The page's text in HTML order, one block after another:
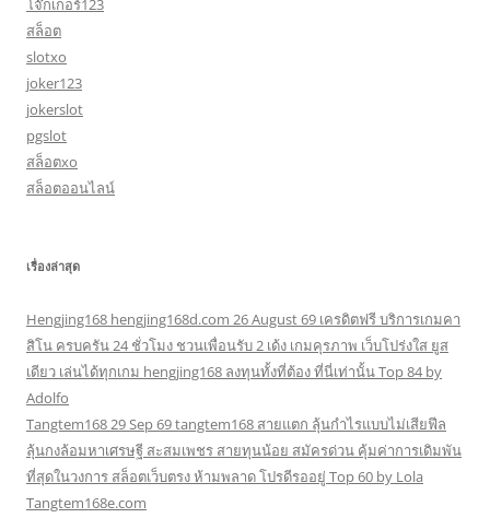
โจ๊กเกอร์123
สล็อต
slotxo
joker123
jokerslot
pgslot
สล็อตxo
สล็อตออนไลน์
เรื่องล่าสุด
Hengjing168 hengjing168d.com 26 August 69 เครดิตฟรี บริการเกมคา
สิโน ครบครัน 24 ชั่วโมง ชวนเพื่อนรับ 2 เด้ง เกมคุรภาพ เว็บโปร่งใส ยูส
เดียว เล่นได้ทุกเกม hengjing168 ลงทุนทั้งที่ต้อง ที่นี่เท่านั้น Top 84 by
Adolfo
Tangtem168 29 Sep 69 tangtem168 สายแตก ลุ้นกำไรแบบไม่เสียฟีล
ลุ้นกงล้อมหาเศรษฐี สะสมเพชร สายทุนน้อย สมัครด่วน คุ้มค่าการเดิมพัน
ที่สุดในวงการ สล็อตเว็บตรง ห้ามพลาด โปรดีรออยู่ Top 60 by Lola
Tangtem168e.com